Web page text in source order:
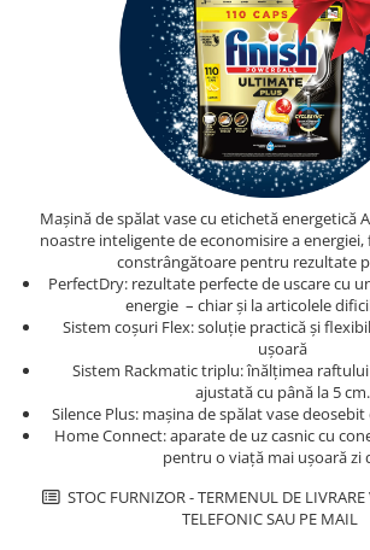
Mașină de spălat vase cu etichetă energetică
noastre inteligente de economisire a
constrângătoare pentru rezultate
PerfectDry: rezultate perfecte de uscare cu
energie – chiar și la articolele
Sistem coșuri Flex: soluție practică și
ușoară
Sistem Rackmatic triplu: înălțimea
ajustată cu până la 5 cm.
Silence Plus: mașina de spălat vase
Home Connect: aparate de uz casnic cu
pentru o viață mai ușoară zi
STOC FURNIZOR - TERMENUL DE
TELEFONIC SAU PE MAIL